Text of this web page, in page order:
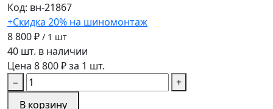
Код: вн-21867
+Скидка 20% на шиномонтаж
8 800 ₽ / 1 шт
40 шт. в наличии
Цена 8 800 ₽ за 1 шт.
−
+
В корзину